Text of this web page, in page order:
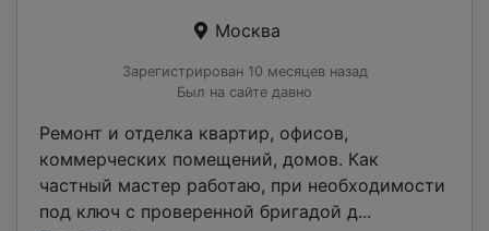
Москва
Зарегистрирован 10 месяцев назад
Был на сайте давно
Ремонт и отделка квартир, офисов,
коммерческих помещений, домов. Как
частный мастер работаю, при необходимости
под ключ с проверенной бригадой д...